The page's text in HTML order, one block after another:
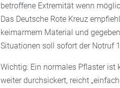
betroffene Extremität wenn
Das Deutsche Rote Kreuz
keimarmem Material und
Situationen soll sofort der Notruf
Wichtig: Ein normales Pflaster ist
weiter durchsickert, reicht